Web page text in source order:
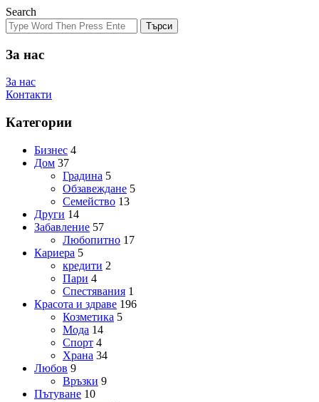
Search
Търси
За нас
За нас
Контакти
Категории
Бизнес 4
Дом 37
Градина 5
Обзавеждане 5
Семейство 13
Други 14
Забавление 57
Любопитно 17
Кариера 5
кредити 2
Пари 4
Спестявания 1
Красота и здраве 196
Козметика 5
Мода 14
Спорт 4
Храна 34
Любов 9
Връзки 9
Пътуване 10